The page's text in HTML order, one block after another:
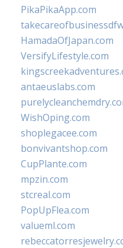
PikaPikaApp.com
HamadaOfJapan.com
VersifyLifestyle.com
antaeuslabs.com
WishOping.com
shoplegacee.com
bonvivantshop.com
CupPlante.com
mpzin.com
stcreal.com
PopUpFlea.com
valueml.com